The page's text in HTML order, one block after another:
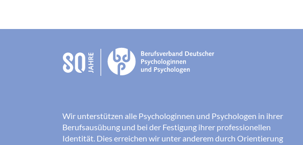
Wir unterstützen alle Psychologinnen und Psychologen in ihrer
Berufsausübung und bei der Festigung ihrer professionellen
Identität. Dies erreichen wir unter anderem durch Orientierung